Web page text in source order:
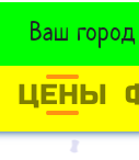
Ваш город
ЦЕНЫ